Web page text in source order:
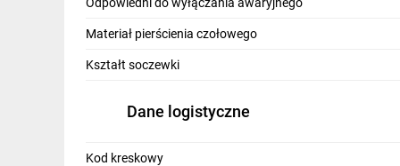
Adapter montażowy LPXAU120M.
Adapter mocuje się do powierzchni montażowej
Operator zatrzaskuje się w adapterze
Dostępne są różne akcesoria (żółte dyski
Dostępne są elementy stykowe z funkcją
Materiał pierścienia czołowego
Kształt soczewki
Dane logistyczne
Kod kreskowy